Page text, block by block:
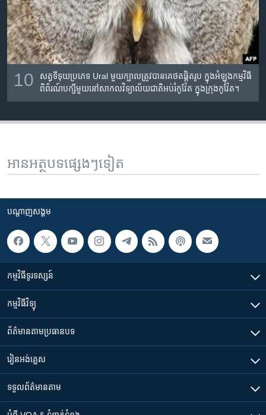
10
សត្វ​ទីទុយ​ប្រភេទ Ural មួយ​ក្បាល​ត្រូវ​បាន​គេ​ថតផ្តិតរូប ​ក្នុង​អំឡុង​កម្មវិធី​
ពិព័រណ៍​បក្សី​មួយ​នៅ​សាកលវិទ្យាល័យ​ជាតិ​អប់រំ​កូវ៉ែត ក្នុង​ក្រុង​កូវ៉ែត។
អានអត្ថបទផ្សេងៗទៀត
បណ្តាញ​សង្គម
កម្មវិធី​ទូរទស្សន៍
កម្មវិធី​វិទ្យុ
ព័ត៌មាន​តាមប្រធានបទ​
រៀន​​អង់គ្លេស
ទទួល​ព័ត៌មាន​តាម